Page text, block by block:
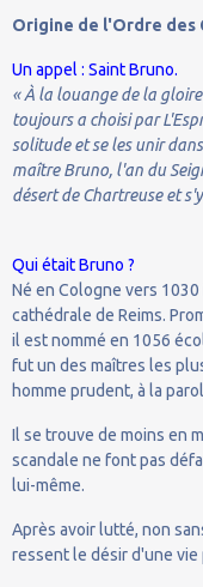
Origine de l'Ordre des
Un appel : Saint Bruno.
« À la louange de la gloire
toujours a choisi par
solitude et se les unir
maître Bruno, l'an du
désert de Chartreuse et
Qui était Bruno ?
Né en Cologne vers
cathédrale de Reims.
il est nommé en 1056
fut un des maîtres les
homme prudent, à la
Il se trouve de moins en
scandale ne font pas
lui-même.
Après avoir lutté, non
ressent le désir d'une